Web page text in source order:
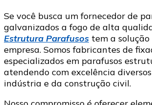
Se você busca um fornecedor de
galvanizados a fogo de alta
Estrutura Parafusos tem a
empresa. Somos fabricantes de
especializados em parafusos
atendendo com excelência
indústria e da construção civil.